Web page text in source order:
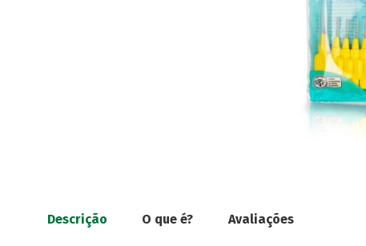
Descrição O que é? Avaliações